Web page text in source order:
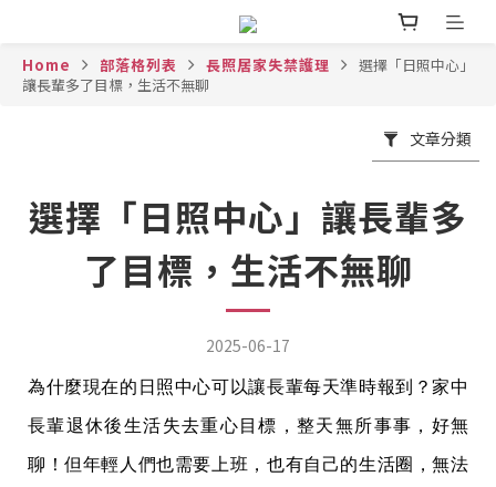
Home 部落格列表 長照居家失禁護理
選擇「日照中心」
讓長輩多了目標，生活不無聊
文章分類
選擇「日照中心」讓長輩多
了目標，生活不無聊
2025-06-17
為什麼現在的日照中心可以讓長輩每天準時報到？家中
長輩退休後生活失去重心目標，整天無所事事，好無
聊！但年輕人們也需要上班，也有自己的生活圈，無法